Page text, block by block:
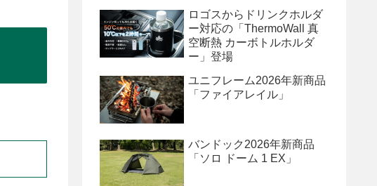
ロゴスからドリンクホルダ
ー対応の「ThermoWall 真
空断熱 カーボトルホルダ
ー」登場
ユニフレーム2026年新商品
「ファイアレイル」
バンドック2026年新商品
「ソロ ドーム 1 EX」